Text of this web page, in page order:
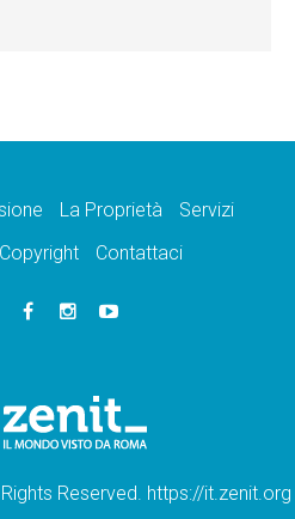
La Proprietà
Servizi
Copyright Contattaci
Reserved. https://it.zenit.org